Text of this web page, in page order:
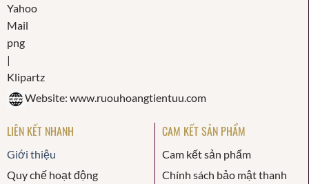
Website: www.ruouhoangtientuu.com
LIÊN KẾT NHANH
Giới thiệu
Quy chế hoạt động
CAM KẾT SẢN PHẨM
Cam kết sản phẩm
Chính sách bảo mật thanh